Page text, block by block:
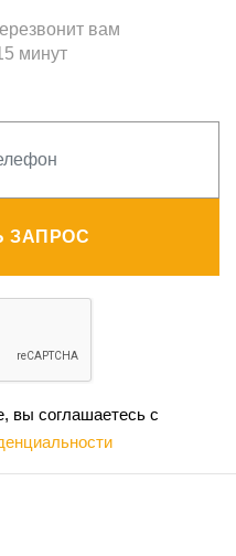
вам
минут
ЗАПРОС
вы соглашаетесь с